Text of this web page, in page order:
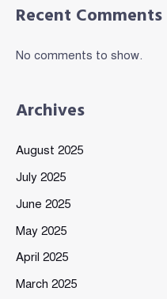
Recent Comments
No comments to show.
Archives
August 2025
July 2025
June 2025
May 2025
April 2025
March 2025